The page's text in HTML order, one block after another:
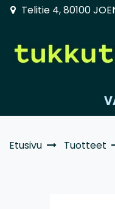
Siirry pääsisältöön
Telitie 4, 80100
Etusivu Tuotteet